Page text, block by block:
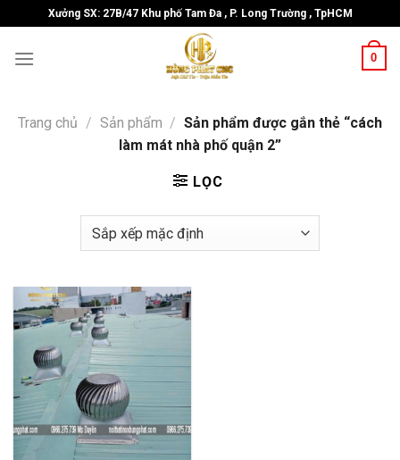
to
content
Xưởng SX: 27B/47 Khu phố Tam Đa , P. Long Trường , TpHCM
0
Trang chủ / Sản phẩm / Sản phẩm được gắn thẻ “cách
làm mát nhà phố quận 2”
LỌC